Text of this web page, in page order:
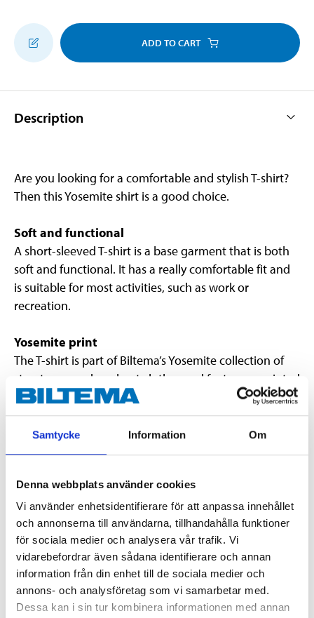
Samtycke Information Om
Denna webbplats använder cookies
Vi använder enhetsidentifierare för att anpassa innehållet
och annonserna till användarna, tillhandahålla funktioner
för sociala medier och analysera vår trafik. Vi
vidarebefordrar även sådana identifierare och annan
information från din enhet till de sociala medier och
annons- och analysföretag som vi samarbetar med.
Dessa kan i sin tur kombinera informationen med annan
ADD TO CART
Description
Are you looking for a comfortable and stylish T-shirt?
Then this Yosemite shirt is a good choice.
Soft and functional
A short-sleeved T-shirt is a base garment that is both
soft and functional. It has a really comfortable fit and
is suitable for most activities, such as work or
recreation.
Yosemite print
The T-shirt is part of Biltema’s Yosemite collection of
streetwear and workout clothes and features a printed
Yosemite logo on the chest as well as small Yosemite
and Biltema logos at the neck.
Important
Wash at 40 °C with similar colours
Do not tumble dry
Wash inside out
The T-shirt has a normal fit and round neckline.
Technical specifications